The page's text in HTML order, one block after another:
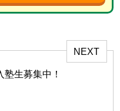
NEXT
塾生募集中！